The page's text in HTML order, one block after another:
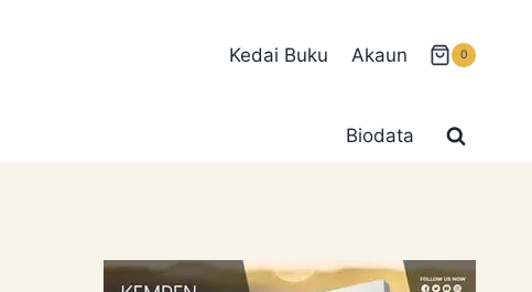
Kedai Buku Akaun 0
Biodata